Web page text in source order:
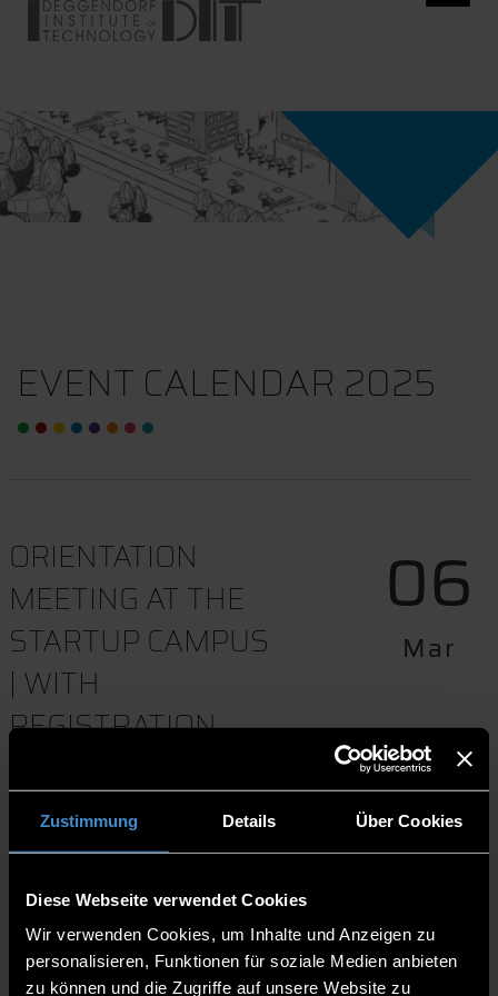
Zustimmung Details Über Cookies
Diese Webseite verwendet Cookies
Wir verwenden Cookies, um Inhalte und Anzeigen zu
personalisieren, Funktionen für soziale Medien anbieten
zu können und die Zugriffe auf unsere Website zu
EVENT CALENDAR 2025
ORIENTATION
MEETING AT THE
STARTUP CAMPUS
| WITH
REGISTRATION
14:00-16:00
Startup Lab, Veilchengasse 2
06
Mar